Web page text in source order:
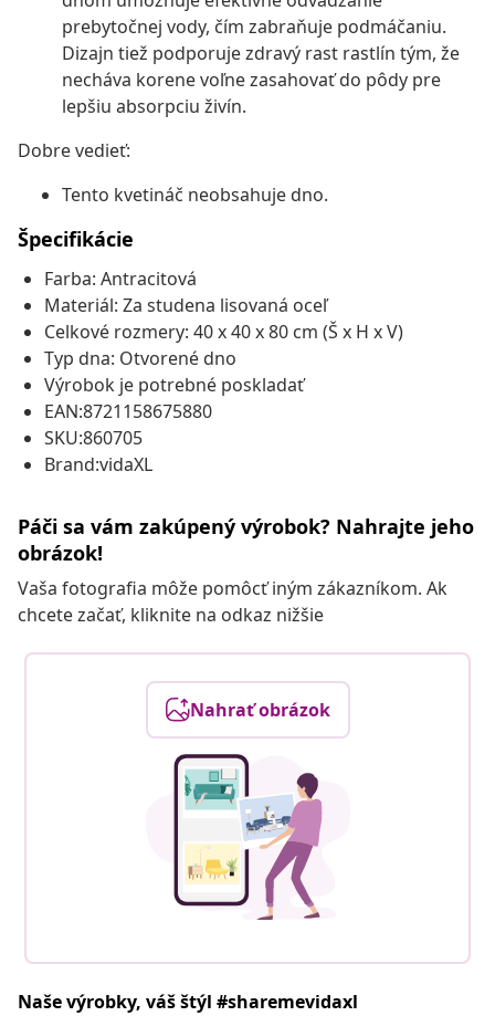
prebytočnej vody, čím zabraňuje podmáčaniu.
Dizajn tiež podporuje zdravý rast rastlín tým, že
necháva korene voľne zasahovať do pôdy pre
lepšiu absorpciu živín.
Dobre vedieť:
Tento kvetináč neobsahuje dno.
Špecifikácie
Farba: Antracitová
Materiál: Za studena lisovaná oceľ
Celkové rozmery: 40 x 40 x 80 cm (Š x H x V)
Typ dna: Otvorené dno
Výrobok je potrebné poskladať
EAN:8721158675880
SKU:860705
Brand:vidaXL
Páči sa vám zakúpený výrobok? Nahrajte jeho
obrázok!
Vaša fotografia môže pomôcť iným zákazníkom. Ak
chcete začať, kliknite na odkaz nižšie
Nahrať obrázok
Naše výrobky, váš štýl #sharemevidaxl